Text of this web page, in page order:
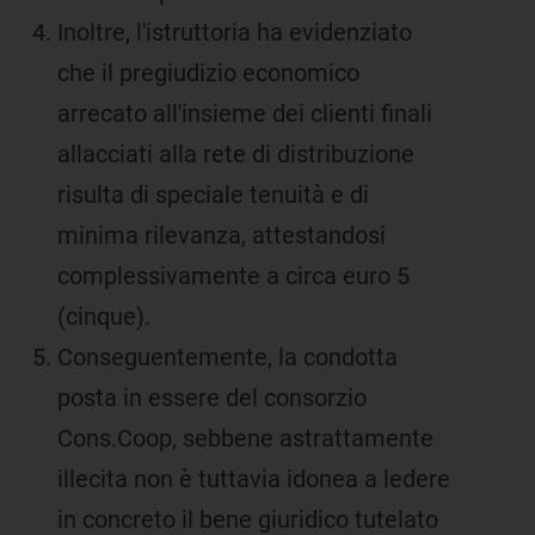
Inoltre, l'istruttoria ha evidenziato
che il pregiudizio economico
arrecato all'insieme dei clienti finali
allacciati alla rete di distribuzione
risulta di speciale tenuità e di
minima rilevanza, attestandosi
complessivamente a circa euro 5
(cinque).
Conseguentemente, la condotta
posta in essere del consorzio
Cons.Coop, sebbene astrattamente
illecita non è tuttavia idonea a ledere
in concreto il bene giuridico tutelato